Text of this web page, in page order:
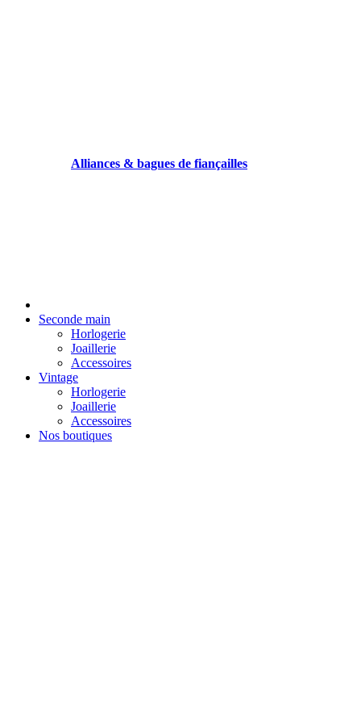
Alliances & bagues de fiançailles
Seconde main
Horlogerie
Joaillerie
Accessoires
Vintage
Horlogerie
Joaillerie
Accessoires
Nos boutiques